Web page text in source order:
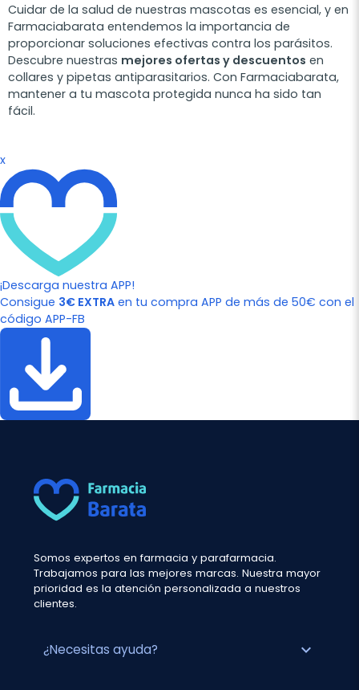
Cuidar de la salud de nuestras mascotas es esencial, y en
Farmaciabarata entendemos la importancia de
proporcionar soluciones efectivas contra los parásitos.
Descubre nuestras mejores ofertas y descuentos en
collares y pipetas antiparasitarios. Con Farmaciabarata,
mantener a tu mascota protegida nunca ha sido tan
fácil.
x
¡Descarga nuestra APP!
Consigue 3€ EXTRA en tu compra APP de más de 50€ con el
código APP-FB
Somos expertos en farmacia y parafarmacia.
Trabajamos para las mejores marcas. Nuestra mayor
prioridad es la atención personalizada a nuestros
clientes.
¿Necesitas ayuda? expand_more